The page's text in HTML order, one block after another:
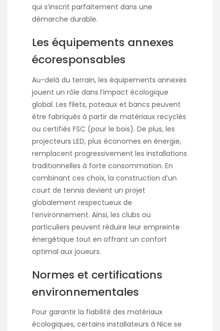
qui s’inscrit parfaitement dans une
démarche durable.
Les équipements annexes
écoresponsables
Au-delà du terrain, les équipements annexes
jouent un rôle dans l’impact écologique
global. Les filets, poteaux et bancs peuvent
être fabriqués à partir de matériaux recyclés
ou certifiés FSC (pour le bois). De plus, les
projecteurs LED, plus économes en énergie,
remplacent progressivement les installations
traditionnelles à forte consommation. En
combinant ces choix, la construction d’un
court de tennis devient un projet
globalement respectueux de
l’environnement. Ainsi, les clubs ou
particuliers peuvent réduire leur empreinte
énergétique tout en offrant un confort
optimal aux joueurs.
Normes et certifications
environnementales
Pour garantir la fiabilité des matériaux
écologiques, certains installateurs à Nice se